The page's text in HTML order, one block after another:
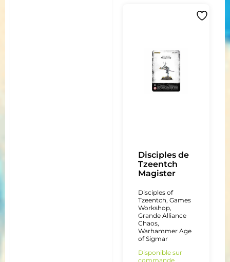
Disciples de
Tzeentch
Magister
Disciples of
Tzeentch, Games
Workshop,
Grande Alliance
Chaos,
Warhammer Age
of Sigmar
Disponible sur
commande